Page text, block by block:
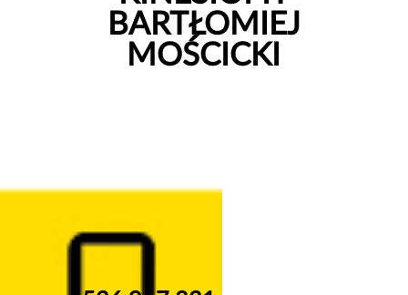
BARTŁOMIEJ
MOŚCICKI